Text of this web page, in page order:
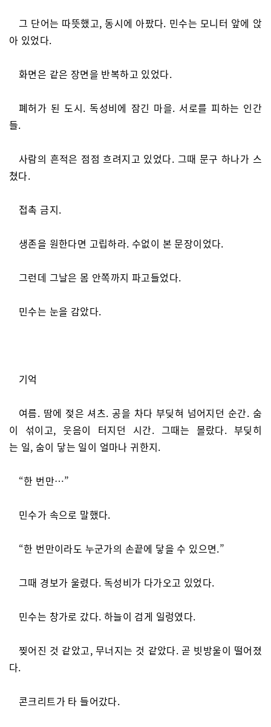
그 단어는 따뜻했고, 동시에 아팠다. 민수는 모니터 앞에 앉
아 있었다.
화면은 같은 장면을 반복하고 있었다.
폐허가 된 도시. 독성비에 잠긴 마을. 서로를 피하는 인간
들.
사람의 흔적은 점점 흐려지고 있었다. 그때 문구 하나가 스
쳤다.
접촉 금지.
생존을 원한다면 고립하라. 수없이 본 문장이었다.
그런데 그날은 몸 안쪽까지 파고들었다.
민수는 눈을 감았다.
기억
여름. 땀에 젖은 셔츠. 공을 차다 부딪혀 넘어지던 순간. 숨
이 섞이고, 웃음이 터지던 시간. 그때는 몰랐다. 부딪히
는 일, 숨이 닿는 일이 얼마나 귀한지.
“한 번만…”
민수가 속으로 말했다.
“한 번만이라도 누군가의 손끝에 닿을 수 있으면.”
그때 경보가 울렸다. 독성비가 다가오고 있었다.
민수는 창가로 갔다. 하늘이 검게 일렁였다.
찢어진 것 같았고, 무너지는 것 같았다. 곧 빗방울이 떨어졌
다.
콘크리트가 타 들어갔다.